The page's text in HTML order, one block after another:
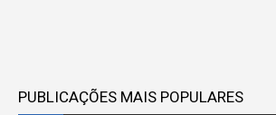
PUBLICAÇÕES MAIS POPULARES